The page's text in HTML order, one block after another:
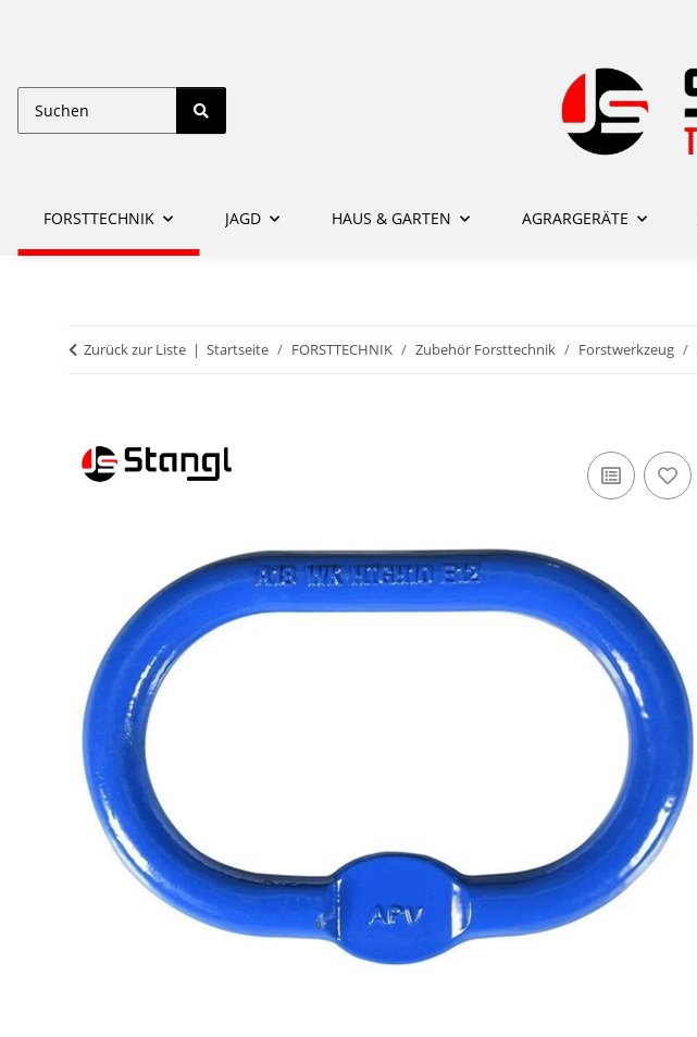
FORSTTECHNIK JAGD HAUS & GARTEN AGRARGERÄTE
Zurück zur Liste Startseite FORSTTECHNIK Zubehör Forsttechnik Forstwerkzeug